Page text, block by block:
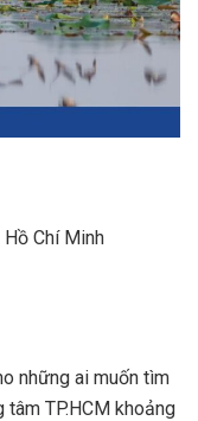
Hồ Chí Minh
những ai muốn tìm
tâm TP.HCM khoảng